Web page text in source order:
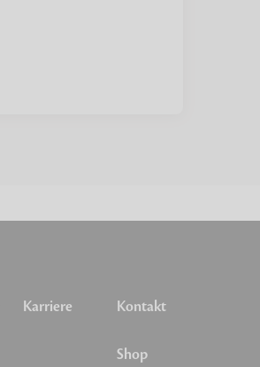
Karriere Kontakt
Shop